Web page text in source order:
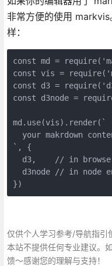
非常方便的使用
样：
const md =
const vis =
const d3 =
const d3node =
md.use(vis).render(`
your makrdown
`, {
d3,    // in
d3node // in node
})
仅供个人学习参考/导航指引
本站不提供任何专业建议。
馈～感谢您的理解与支持！